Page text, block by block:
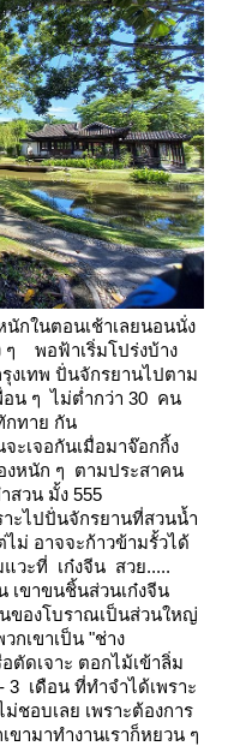
กในตอนเช้าเลยนอนนั่ง
ๆ
พอฟ้าเริ่มโปร่งบ้าง
งเทพ ปั่นจักรยานไปตาม
น ๆ ไม่ต่ำกว่า 30 คน
กทาย กัน
ะเจอกันเมื่อมาจ๊อกกิ้ง
งหนัก ๆ ตามประสาคน
สวน มั้ง 555
ะไปปั่นจักรยานที่สวนน้ำ
ไม่ อาจจะก้าวข้ามรั้วได้
วะที่ เก๋งจีน สวย.....
เขาขนชิ้นส่วนเก๋งจีน
ของโบราณเป็นส่วนใหญ่
กเขาเป็น "ช่าง
ตัดเจาะ ตอกไม้เข้าลิ่ม
3 เดือน ที่ทำจำได้เพราะ
ชอบเลย เพราะต้องการ
ขามาทำงานเราก็หยวน ๆ